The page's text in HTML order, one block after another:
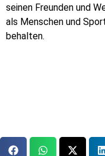
seinen Freunden und
als Menschen und
behalten.